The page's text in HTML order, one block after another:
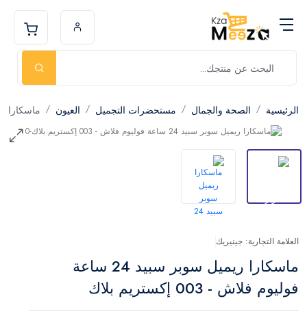
الرئيسية الصحة والجمال مستحضرات التجميل العيون ماسكارا
العلامة التجارية: جينيريك
ماسكارا ريميل سوبر سبيد 24 ساعة
فوليوم فلاش - 003 إكستريم بلاك